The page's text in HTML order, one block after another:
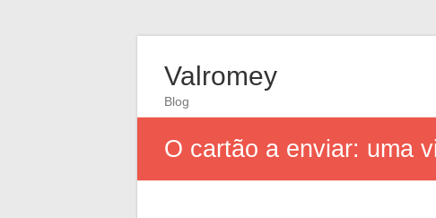
Valromey
Blog
O cartão a enviar: uma